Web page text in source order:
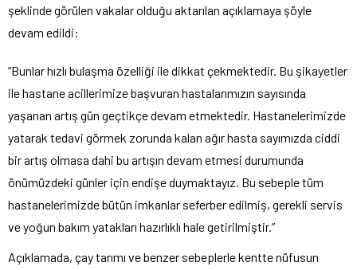
şeklinde görülen vakalar olduğu aktarılan açıklamaya şöyle
devam edildi:
“Bunlar hızlı bulaşma özelliği ile dikkat çekmektedir. Bu şikayetler
ile hastane acillerimize başvuran hastalarımızın sayısında
yaşanan artış gün geçtikçe devam etmektedir. Hastanelerimizde
yatarak tedavi görmek zorunda kalan ağır hasta sayımızda ciddi
bir artış olmasa dahi bu artışın devam etmesi durumunda
önümüzdeki günler için endişe duymaktayız. Bu sebeple tüm
hastanelerimizde bütün imkanlar seferber edilmiş, gerekli servis
ve yoğun bakım yatakları hazırlıklı hale getirilmiştir.”
Açıklamada, çay tarımı ve benzer sebeplerle kentte nüfusun